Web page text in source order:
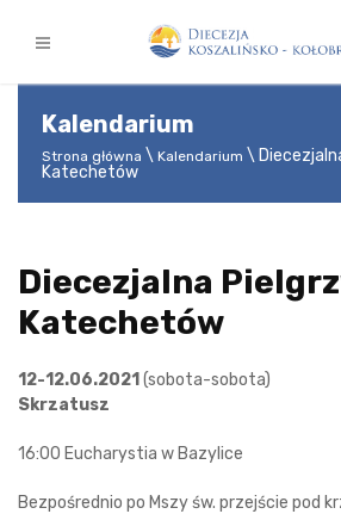
Kalendarium
Strona główna Kalendarium
Katechetów
Diecezjalna
Katechetów
12-12.06.2021 (sobota-sobota)
Skrzatusz
16:00 Eucharystia w Bazylice
Bezpośrednio po Mszy św. przejście pod